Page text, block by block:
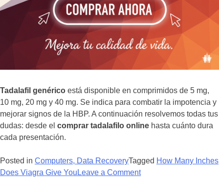
Tadalafil genérico está disponible en comprimidos de 5 mg,
10 mg, 20 mg y 40 mg. Se indica para combatir la impotencia y
mejorar signos de la HBP. A continuación resolvemos todas tus
dudas: desde el comprar tadalafilo online hasta cuánto dura
cada presentación.
Posted in Computers, Data RecoveryTagged How Many Inches
Does Viagra Give You Leave a Commenton